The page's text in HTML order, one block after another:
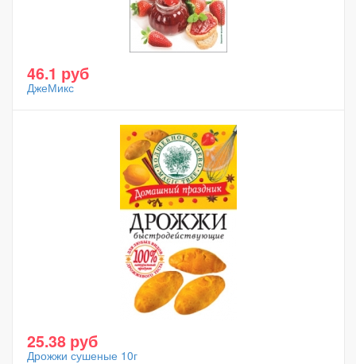
46.1 руб
ДжеМикс
25.38 руб
Дрожжи сушеные 10г